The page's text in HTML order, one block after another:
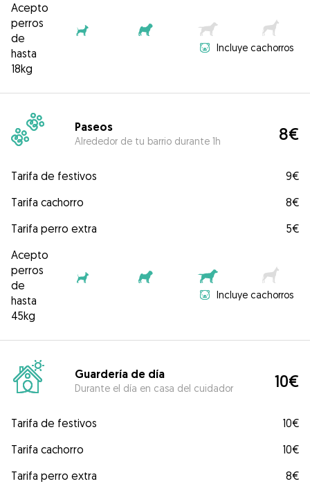
Acepto
perros
de
hasta
18kg
Incluye cachorros
Paseos
Alrededor de tu barrio durante 1h 8€
Tarifa de festivos
9€
Tarifa cachorro
8€
Tarifa perro extra
5€
Acepto
perros
de
hasta
45kg
Incluye cachorros
Guardería de día
Durante el día en casa del cuidador 10€
Tarifa de festivos
10€
Tarifa cachorro
10€
Tarifa perro extra
8€